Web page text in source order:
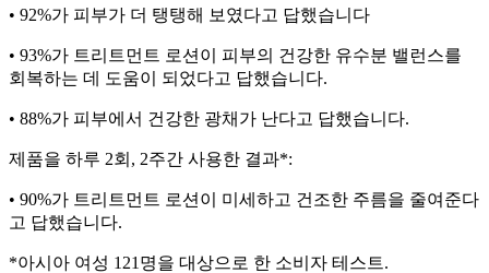
• 92%가 피부가 더 탱탱해 보였다고 답했습니다
• 93%가 트리트먼트 로션이 피부의 건강한 유수분 밸런스를
회복하는 데 도움이 되었다고 답했습니다.
• 88%가 피부에서 건강한 광채가 난다고 답했습니다.
제품을 하루 2회, 2주간 사용한 결과*:
• 90%가 트리트먼트 로션이 미세하고 건조한 주름을 줄여준다
고 답했습니다.
*아시아 여성 121명을 대상으로 한 소비자 테스트.